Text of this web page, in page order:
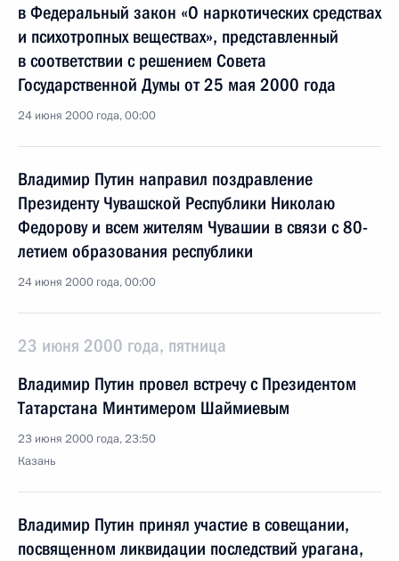
в Федеральный закон «О наркотических средствах
и психотропных веществах», представленный
в соответствии с решением Совета
Государственной Думы от 25 мая 2000 года
24 июня 2000 года, 00:00
Владимир Путин направил поздравление
Президенту Чувашской Республики Николаю
Федорову и всем жителям Чувашии в связи с 80-
летием образования республики
24 июня 2000 года, 00:00
23 июня 2000 года, пятница
Владимир Путин провел встречу с Президентом
Татарстана Минтимером Шаймиевым
23 июня 2000 года, 23:50
Казань
Владимир Путин принял участие в совещании,
посвященном ликвидации последствий урагана,